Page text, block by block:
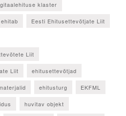
klaster
Eesti Ehitusettevõtjate Liit
Liit
Liit ehitusettevõtjad
ehitusturg EKFML
huvitav objekt